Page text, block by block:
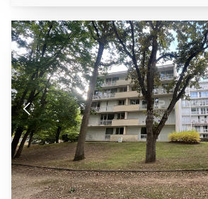
spacieuses, une salle de bains ainsi
offrant une vue dégagée. DPE: En
EXCLUSIVITÉ